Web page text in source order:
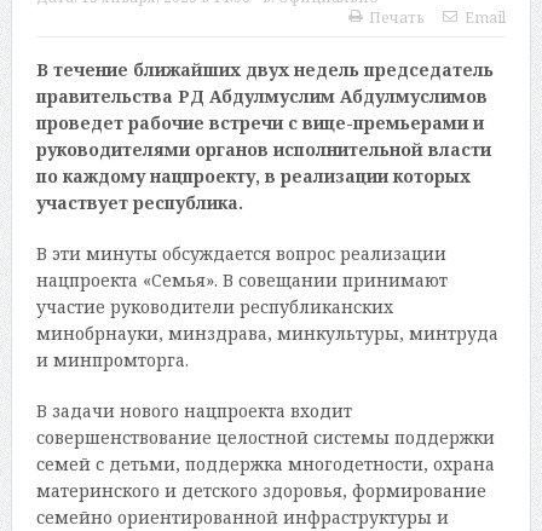
Печать
Email
В течение ближайших двух недель председатель
правительства РД Абдулмуслим Абдулмуслимов
проведет рабочие встречи с вице-премьерами и
руководителями органов исполнительной власти
по каждому нацпроекту, в реализации которых
участвует республика.
В эти минуты обсуждается вопрос реализации
нацпроекта «Семья». В совещании принимают
участие руководители республиканских
минобрнауки, минздрава, минкультуры, минтруда
и минпромторга.
В задачи нового нацпроекта входит
совершенствование целостной системы поддержки
семей с детьми, поддержка многодетности, охрана
материнского и детского здоровья, формирование
семейно ориентированной инфраструктуры и